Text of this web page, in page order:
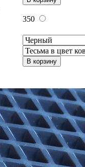
350
В корзину